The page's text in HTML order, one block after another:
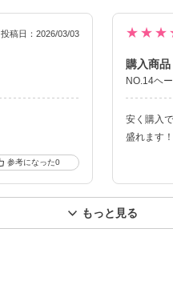
投稿日：2026/03/03
0
購入商品
NO.14ヘ
安く購入
盛れます！
もっと見る